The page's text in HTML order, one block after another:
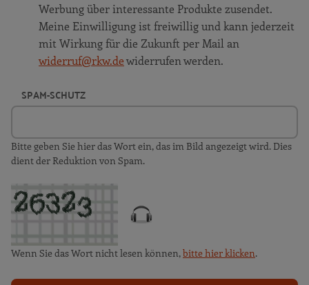
Werbung über interessante Produkte zusendet.
Meine Einwilligung ist freiwillig und kann jederzeit
mit Wirkung für die Zukunft per Mail an
widerruf@rkw.dewiderrufen werden.
SPAM-SCHUTZ
Bitte geben Sie hier das Wort ein, das im Bild angezeigt wird. Dies
dient der Reduktion von Spam.
Wenn Sie das Wort nicht lesen können, bitte hier klicken.